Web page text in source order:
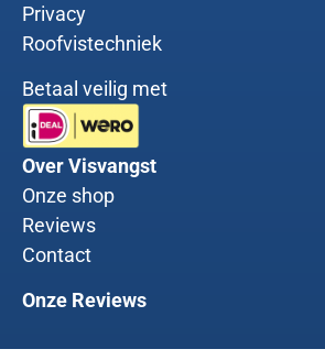
Privacy
Roofvistechniek
Betaal veilig met
Over Visvangst
Onze shop
Reviews
Contact
Onze Reviews